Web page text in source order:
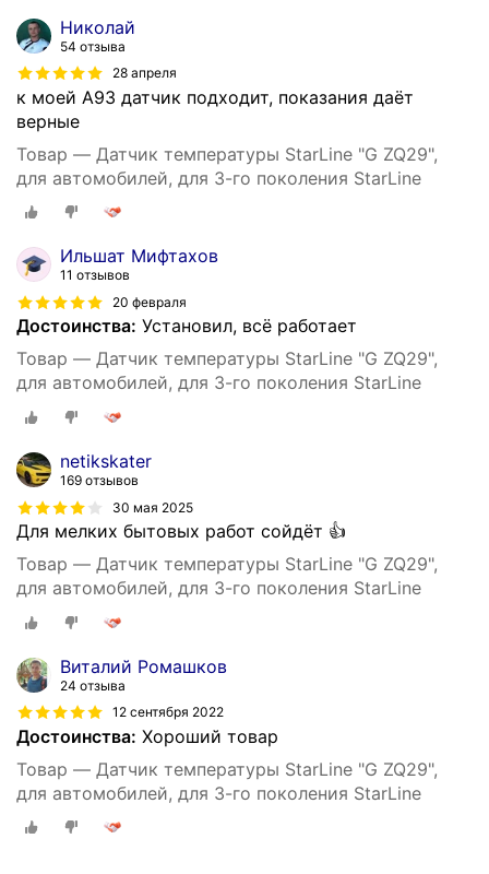
Николай
54 отзыва
28 апреля
к моей А93 датчик подходит, показания даёт
верные
Товар — Датчик температуры StarLine "G ZQ29",
для автомобилей, для 3-го поколения StarLine
Ильшат Мифтахов
11 отзывов
20 февраля
Достоинства: Установил, всё работает
Товар — Датчик температуры StarLine "G ZQ29",
для автомобилей, для 3-го поколения StarLine
netikskater
169 отзывов
30 мая 2025
Для мелких бытовых работ сойдёт 👍
Товар — Датчик температуры StarLine "G ZQ29",
для автомобилей, для 3-го поколения StarLine
Виталий Ромашков
24 отзыва
12 сентября 2022
Достоинства: Хороший товар
Товар — Датчик температуры StarLine "G ZQ29",
для автомобилей, для 3-го поколения StarLine